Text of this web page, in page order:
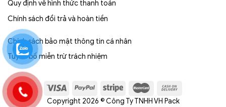
Quy định về hình thức thanh toán
Chính sách đổi trả và hoàn tiền
Chính sách bảo mật thông tin cá nhân
Tuyên bố miễn trừ trách nhiệm
Copyright 2026 © Công Ty TNHH VH Pack